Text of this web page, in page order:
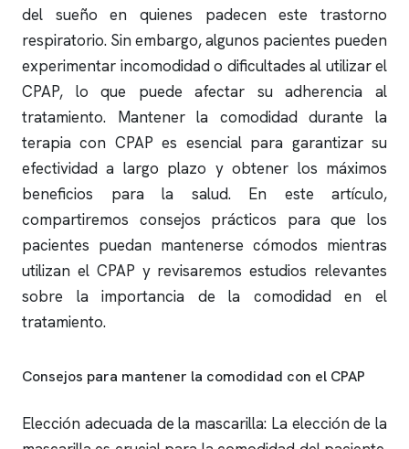
del sueño en quienes padecen este trastorno
respiratorio. Sin embargo, algunos pacientes pueden
experimentar incomodidad o dificultades al utilizar el
CPAP, lo que puede afectar su adherencia al
tratamiento. Mantener la comodidad durante la
terapia con CPAP es esencial para garantizar su
efectividad a largo plazo y obtener los máximos
beneficios para la salud. En este artículo,
compartiremos consejos prácticos para que los
pacientes puedan mantenerse cómodos mientras
utilizan el CPAP y revisaremos estudios relevantes
sobre la importancia de la comodidad en el
tratamiento.
Consejos para mantener la comodidad con el CPAP
Elección adecuada de la mascarilla: La elección de la